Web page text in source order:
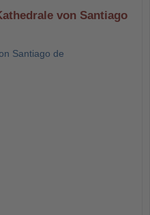
von Santiago
Santiago de